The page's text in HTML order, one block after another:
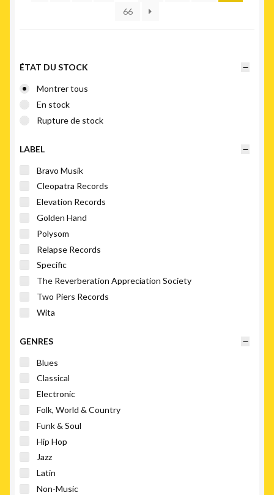
66
ÉTAT DU STOCK
Montrer tous
En stock
Rupture de stock
LABEL
Bravo Musik
Cleopatra Records
Elevation Records
Golden Hand
Polysom
Relapse Records
Specific
The Reverberation Appreciation Society
Two Piers Records
Wita
GENRES
Blues
Classical
Electronic
Folk, World & Country
Funk & Soul
Hip Hop
Jazz
Latin
Non-Music